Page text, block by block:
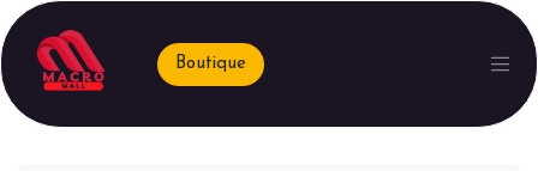
Boutique